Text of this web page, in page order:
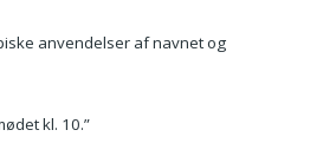
anvendelser af navnet og
kl. 10.”